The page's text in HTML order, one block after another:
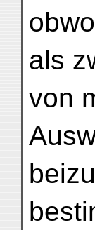
als
von